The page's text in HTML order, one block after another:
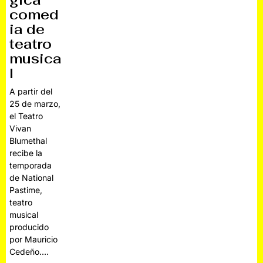
comed
ia de
teatro
musica
l
A partir del
25 de marzo,
el Teatro
Vivan
Blumethal
recibe la
temporada
de National
Pastime,
teatro
musical
producido
por Mauricio
Cedeño.…